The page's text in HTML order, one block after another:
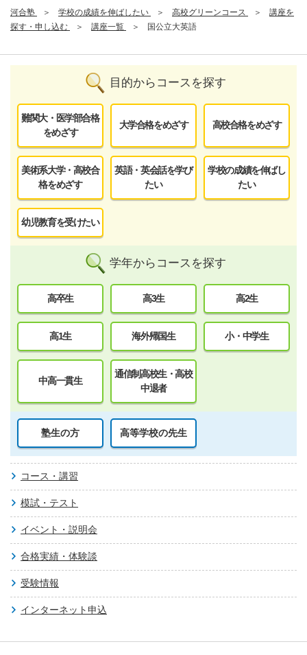
河合塾
学校の成績を伸ばしたい 高校グリーンコース
講座を
探す・申し込む
講座一覧 国公立大英語
目的からコースを探す
難関大・医学部合格
をめざす
大学合格をめざす 高校合格をめざす
美術系大学・高校合
格をめざす
英語・英会話を学び
たい
学校の成績を伸ばし
たい
幼児教育を受けたい
学年からコースを探す
高卒生 高3生 高2生
高1生 海外帰国生 小・中学生
中高一貫生
通信制高校生・高校
中退者
塾生の方 高等学校の先生
コース・講習
模試・テスト
イベント・説明会
合格実績・体験談
受験情報
インターネット申込